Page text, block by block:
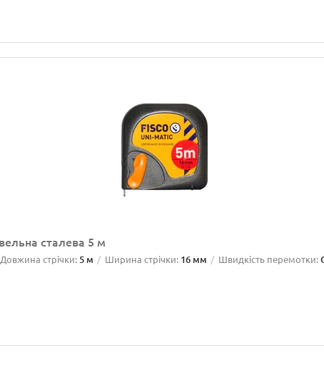
сталева 5 м
Довжина стрічки: 5 м Ширина стрічки: 16 мм Швидкість перемотки: